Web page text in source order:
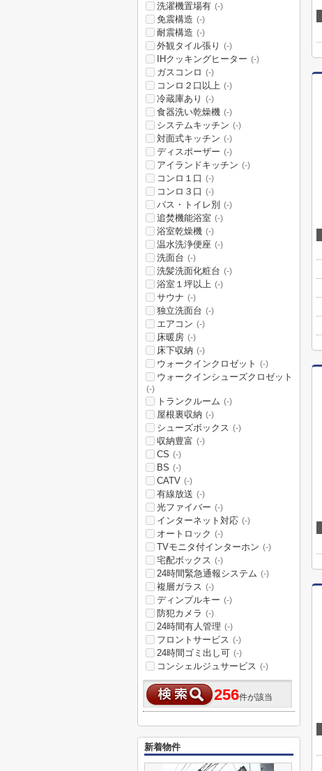
洗濯機置場有 (-)
免震構造 (-)
耐震構造 (-)
外観タイル張り (-)
IHクッキングヒーター (-)
ガスコンロ (-)
コンロ２口以上 (-)
冷蔵庫あり (-)
食器洗い乾燥機 (-)
システムキッチン (-)
対面式キッチン (-)
ディスポーザー (-)
アイランドキッチン (-)
コンロ１口 (-)
コンロ３口 (-)
バス・トイレ別 (-)
追焚機能浴室 (-)
浴室乾燥機 (-)
温水洗浄便座 (-)
洗面台 (-)
洗髪洗面化粧台 (-)
浴室１坪以上 (-)
サウナ (-)
独立洗面台 (-)
エアコン (-)
床暖房 (-)
床下収納 (-)
ウォークインクロゼット (-)
ウォークインシューズクロゼット
(-)
トランクルーム (-)
屋根裏収納 (-)
シューズボックス (-)
収納豊富 (-)
CS (-)
BS (-)
CATV (-)
有線放送 (-)
光ファイバー (-)
インターネット対応 (-)
オートロック (-)
TVモニタ付インターホン (-)
宅配ボックス (-)
24時間緊急通報システム (-)
複層ガラス (-)
ディンプルキー (-)
防犯カメラ (-)
24時間有人管理 (-)
フロントサービス (-)
24時間ゴミ出し可 (-)
コンシェルジュサービス (-)
256件が該当
新着物件